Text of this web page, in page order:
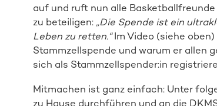
auf und ruft nun alle Basketballfreunde
zu beteiligen: „Die Spende ist ein
Leben zu retten.“Im Video (siehe
Stammzellspende und warum er allen
sich als Stammzellspender:in
Mitmachen ist ganz einfach: Unter
zu Hause durchführen und an die